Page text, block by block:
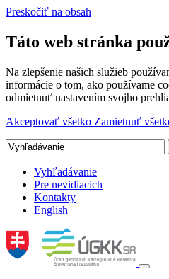
Preskočiť na obsah
Táto web stránka
Na zlepšenie našich služieb
informácie o tom, ako používame
odmietnuť nastavením svojho
Akceptovať všetko Zamietnuť
Vyhľadávanie
Pre nevidiacich
Kontakty
English